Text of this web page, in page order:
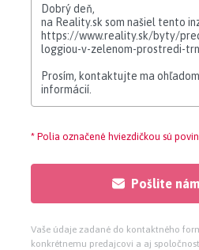
* Polia označené hviezdičkou sú
Pošlite
Vaše údaje zadané do kontaktného
konkrétnemu predajcovi a aj